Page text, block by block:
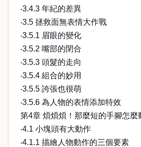
‧3.4.3 年紀的差異
‧3.5 拯救面無表情大作戰
‧3.5.1 眉眼的變化
‧3.5.2 嘴部的閉合
‧3.5.3 頭髮的走向
‧3.5.4 組合的妙用
‧3.5.5 誇張也很萌
‧3.5.6 為人物的表情添加特效
第4章 煩煩煩！那麼短的手腳怎麼
‧4.1 小塊頭有大動作
‧4.1.1 描繪人物動作的三個要素